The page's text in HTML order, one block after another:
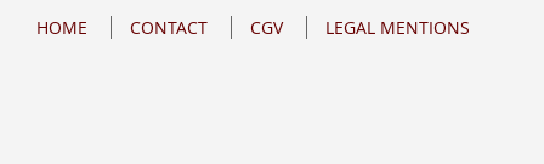
Our
HOME CONTACT CGV LEGAL MENTIONS